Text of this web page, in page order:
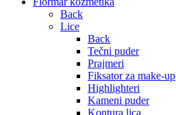
Back
Lice
Back
Tečni puder
Prajmeri
Fiksator za make-up
Highlighteri
Kameni puder